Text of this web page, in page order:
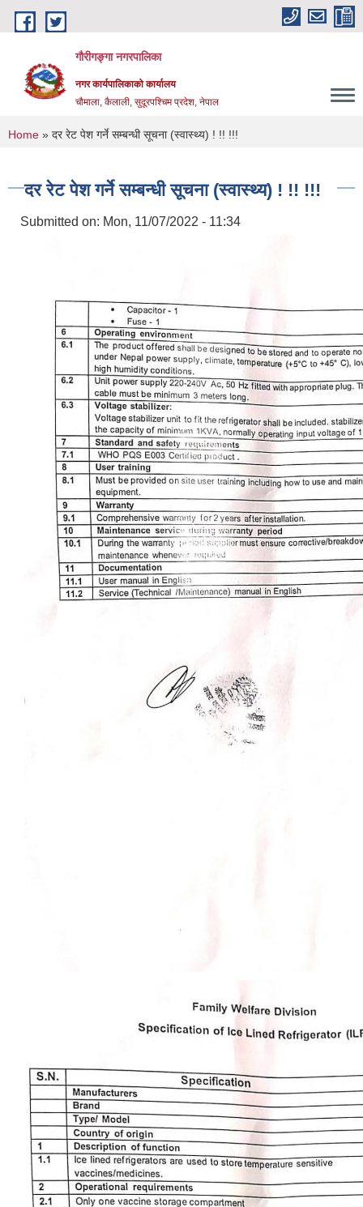
Skip to main content
गौरीगङ्गा नगरपालिका
नगर कार्यपालिकाको कार्यालय
चौमाला, कैलाली, सुदूरपश्चिम प्रदेश, नेपाल
You are here
Home » दर रेट पेश गर्ने सम्बन्धी सूचना (स्वास्थ्य) ! !! !!!
दर रेट पेश गर्ने सम्बन्धी सूचना (स्वास्थ्य) ! !! !!!
Submitted on: Mon, 11/07/2022 - 11:34